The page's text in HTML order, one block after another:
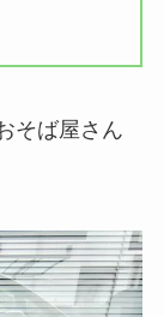
そば屋さん